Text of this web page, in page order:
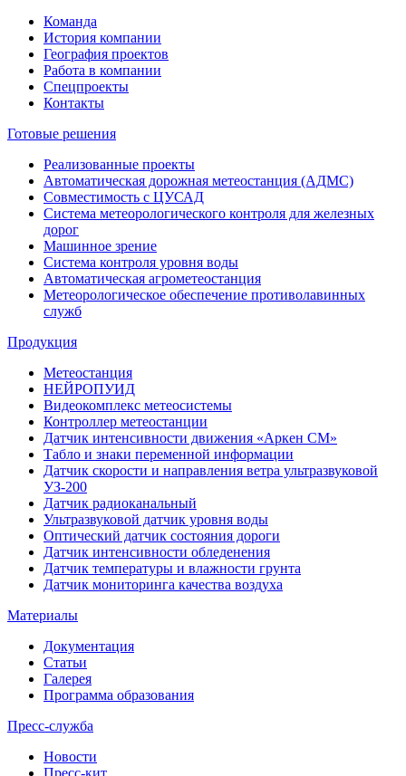
Команда
История компании
География проектов
Работа в компании
Спецпроекты
Контакты
Готовые решения
Реализованные проекты
Автоматическая дорожная метеостанция (АДМС)
Совместимость с ЦУСАД
Система метеорологического контроля для железных
дорог
Машинное зрение
Система контроля уровня воды
Автоматическая агрометеостанция
Метеорологическое обеспечение противолавинных
служб
Продукция
Метеостанция
НЕЙРОПУИД
Видеокомплекс метеосистемы
Контроллер метеостанции
Датчик интенсивности движения «Аркен СМ»
Табло и знаки переменной информации
Датчик скорости и направления ветра ультразвуковой
УЗ-200
Датчик радиоканальный
Ультразвуковой датчик уровня воды
Оптический датчик состояния дороги
Датчик интенсивности обледенения
Датчик температуры и влажности грунта
Датчик мониторинга качества воздуха
Материалы
Документация
Статьи
Галерея
Программа образования
Пресс-служба
Новости